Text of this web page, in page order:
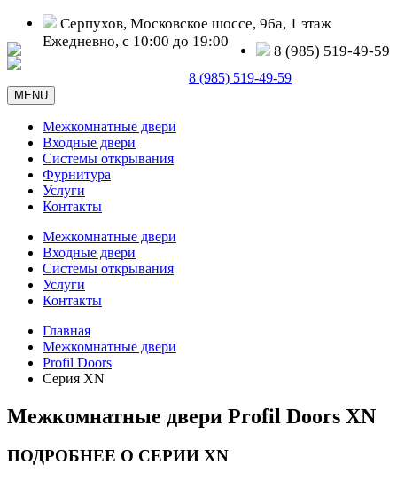
Серпухов, Московское шоссе, 96а, 1 этаж
Ежедневно, с 10:00 до 19:00
8 (985) 519-49-59
8 (985) 519-49-59
MENU
Межкомнатные двери
Входные двери
Системы открывания
Фурнитура
Услуги
Контакты
Межкомнатные двери
Входные двери
Системы открывания
Услуги
Контакты
Главная
Межкомнатные двери
Profil Doors
Серия XN
Межкомнатные двери Profil Doors XN
ПОДРОБНЕЕ О СЕРИИ XN